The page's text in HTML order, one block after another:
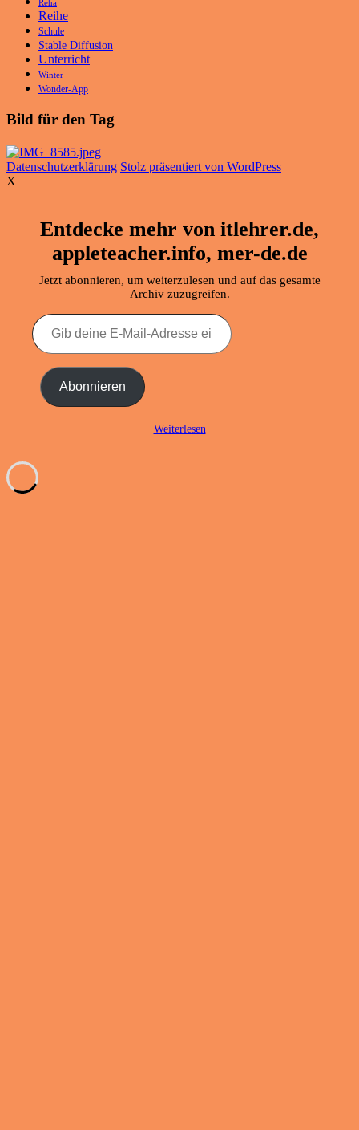
Reha
Reihe
Schule
Stable Diffusion
Unterricht
Winter
Wonder-App
Bild für den Tag
Datenschutzerklärung Stolz präsentiert von WordPress
X
Entdecke mehr von itlehrer.de,
appleteacher.info, mer-de.de
Jetzt abonnieren, um weiterzulesen und auf das gesamte
Archiv zuzugreifen.
Gib
deine
E-
Adresse
ein ... Abonnieren
Weiterlesen